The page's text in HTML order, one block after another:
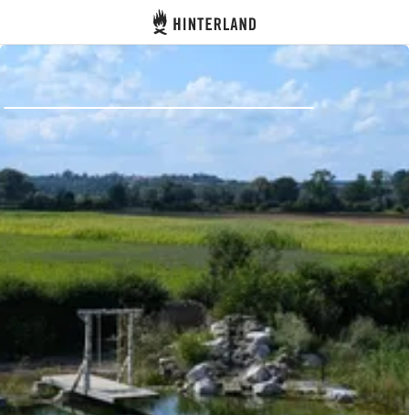
Hinterland
Anmelden
Registrieren
Gastgeber werden
Zelt- & Stellplätze
Unterkünfte
Routen